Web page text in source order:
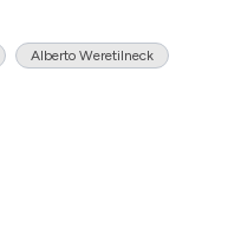
Alberto Weretilneck